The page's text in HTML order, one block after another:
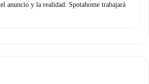
anuncio y la realidad. Spotahome trabajará